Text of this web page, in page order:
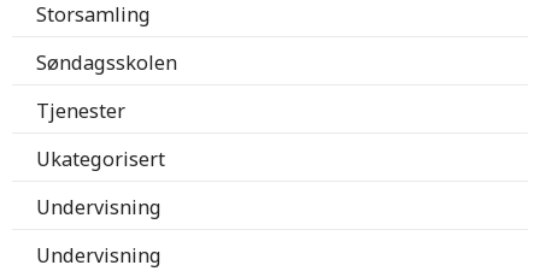
Storsamling
Søndagsskolen
Tjenester
Ukategorisert
Undervisning
Undervisning